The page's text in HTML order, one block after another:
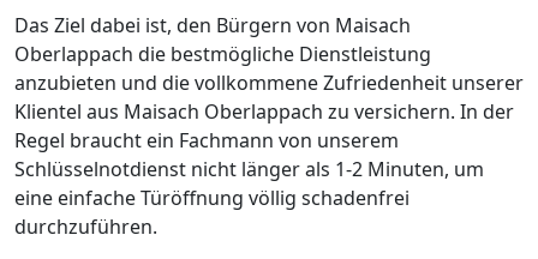
Das Ziel dabei ist, den Bürgern von Maisach
Oberlappach die bestmögliche Dienstleistung
anzubieten und die vollkommene Zufriedenheit unserer
Klientel aus Maisach Oberlappach zu versichern. In der
Regel braucht ein Fachmann von unserem
Schlüsselnotdienst nicht länger als 1-2 Minuten, um
eine einfache Türöffnung völlig schadenfrei
durchzuführen.